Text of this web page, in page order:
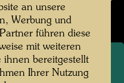
an unsere
Werbung und
führen diese
mit weiteren
ihnen bereitgestellt
Ihrer Nutzung